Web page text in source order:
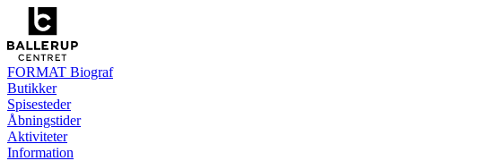
FORMAT Biograf
Butikker
Spisesteder
Åbningstider
Aktiviteter
Information